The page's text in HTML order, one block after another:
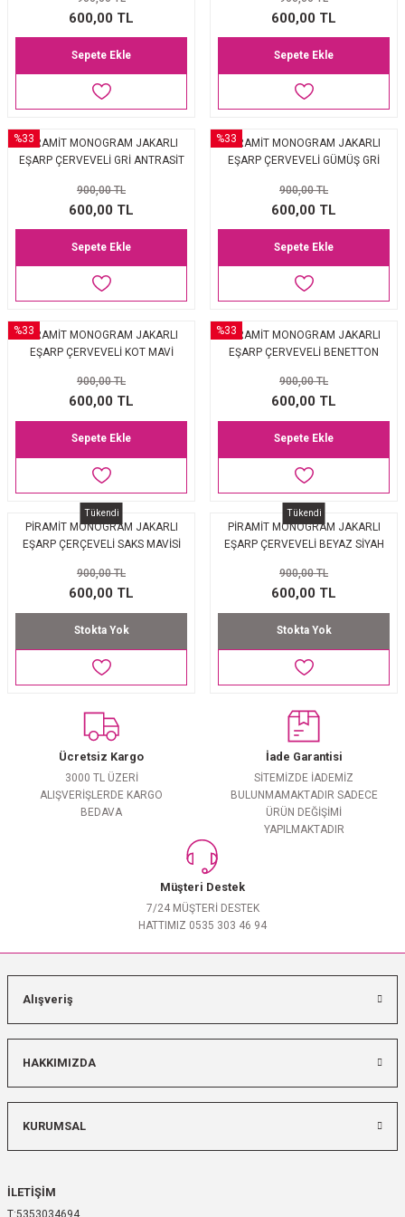
EŞARP 2025-2026 SONBAHAR KIŞ
EŞARP
İpek Koton Şal
ŞAL
600,00 TL
Sepete Ekle
600,00 TL
Sepete Ekle
%33PİRAMİT MONOGRAM JAKARLI
EŞARP ÇERVEVELİ GRİ ANTRASİT
900,00 TL
600,00 TL
Sepete Ekle
%33PİRAMİT MONOGRAM JAKARLI
EŞARP ÇERVEVELİ GÜMÜŞ GRİ
900,00 TL
600,00 TL
Sepete Ekle
%33PİRAMİT MONOGRAM JAKARLI
EŞARP ÇERVEVELİ KOT MAVİ
900,00 TL
600,00 TL
Sepete Ekle
%33PİRAMİT MONOGRAM JAKARLI
EŞARP ÇERVEVELİ BENETTON
900,00 TL
600,00 TL
Sepete Ekle
Tükendi
PİRAMİT MONOGRAM JAKARLI
EŞARP ÇERÇEVELİ SAKS MAVİSİ
900,00 TL
600,00 TL
Stokta Yok
Tükendi
PİRAMİT MONOGRAM JAKARLI
EŞARP ÇERVEVELİ BEYAZ SİYAH
900,00 TL
600,00 TL
Stokta Yok
Ücretsiz Kargo
3000 TL ÜZERİ
ALIŞVERİŞLERDE KARGO
BEDAVA
İade Garantisi
SİTEMİZDE İADEMİZ
BULUNMAMAKTADIR SADECE
ÜRÜN DEĞİŞİMİ
YAPILMAKTADIR
Müşteri Destek
7/24 MÜŞTERİ DESTEK
HATTIMIZ 0535 303 46 94
Alışveriş
HAKKIMIZDA
KURUMSAL
İLETİŞİM